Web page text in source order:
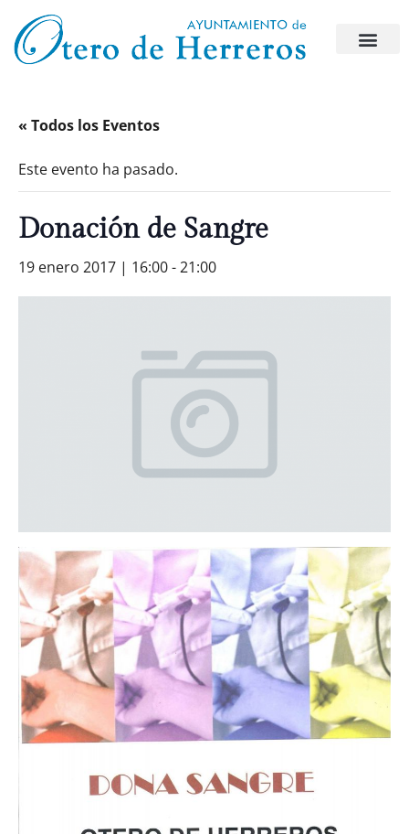
« Todos los Eventos
Este evento ha pasado.
Donación de Sangre
19 enero 2017 | 16:00-21:00